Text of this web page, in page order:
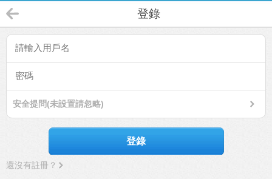
登錄
安全提問(未設置請忽略)
登錄
還沒有註冊？